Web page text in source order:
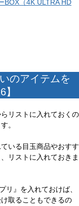
BOX（4K ULTRA HD
のアイテムを
リストに入れておくの
。
いる目玉商品やおすす
リストに入れておきま
』を入れておけば、
取ることもできるの